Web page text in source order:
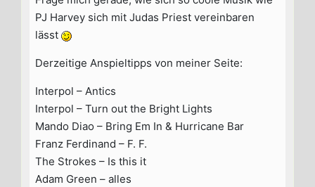
PJ Harvey sich mit Judas Priest vereinbaren
lässt
Derzeitige Anspieltipps von meiner Seite:
Interpol – Antics
Interpol – Turn out the Bright Lights
Mando Diao – Bring Em In & Hurricane Bar
Franz Ferdinand – F. F.
The Strokes – Is this it
Adam Green – alles